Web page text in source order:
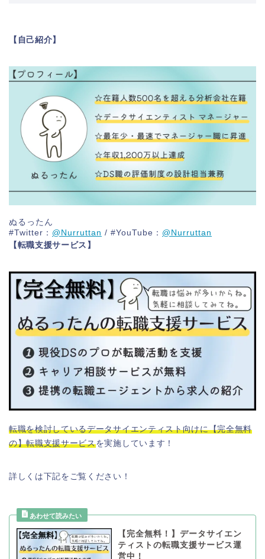
【自己紹介】
ぬるったん
#Twitter： @Nurruttan / #YouTube： @Nurruttan
【転職支援サービス】
転職を検討しているデータサイエンティスト向けに【完全無料
の】転職支援サービスを実施しています！
詳しくは下記をご覧ください！
【完全無料！】データサイエン
ティストの転職支援サービス運
営中！